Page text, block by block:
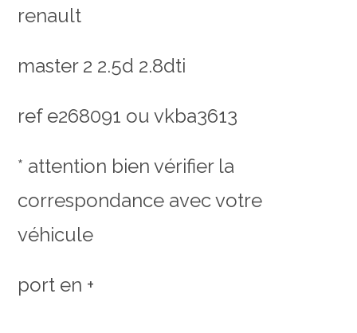
renault
master 2 2.5d 2.8dti
ref e268091 ou vkba3613
* attention bien vérifier la
correspondance avec votre
véhicule
port en +